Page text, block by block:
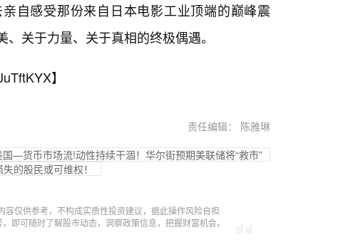
自感受那份来自日本电影工业顶端的巅峰震
关于力量、关于真相的终极偶遇。
】
责任编辑： 陈雅琳
国—货币市场流!动性持续干涸！华尔街预期美联储将“救市”
的股民或可维权！
仅供参考，不构成实质性投资建议，据此操作风险自担
即可随时了解股市动态，洞察政策信息，把握财富机会。